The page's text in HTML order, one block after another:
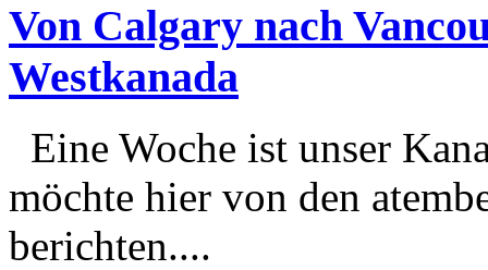
Von Calgary nach
Westkanada
Eine Woche ist unser
möchte hier von den
berichten....